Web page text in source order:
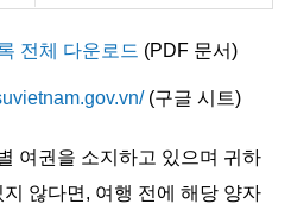
전체 다운로드 (PDF 문서)
(구글 시트)
여권을 소지하고 있으며 귀하
않다면, 여행 전에 해당 양자